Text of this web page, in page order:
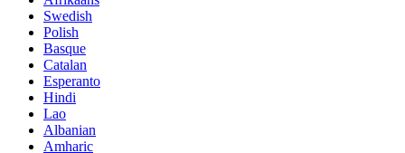
Swedish
Polish
Basque
Catalan
Esperanto
Hindi
Lao
Albanian
Amharic